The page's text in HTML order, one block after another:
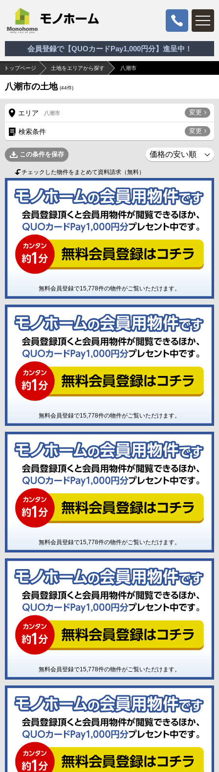
会員登録で【QUOカードPay1,000円分】進呈中！
トップページ 土地をエリアから探す 八潮市
八潮市の土地 (44件)
エリア 八潮市 変更
検索条件 変更
この条件を保存
チェックした物件をまとめて資料請求（無料）
無料会員登録で15,778件の物件がご覧いただけます。
無料会員登録で15,778件の物件がご覧いただけます。
無料会員登録で15,778件の物件がご覧いただけます。
無料会員登録で15,778件の物件がご覧いただけます。